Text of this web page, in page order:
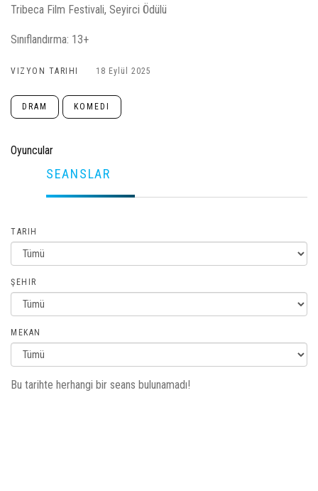
Tribeca Film Festivali, Seyirci Ödülü
Sınıflandırma: 13+
VIZYON TARIHI 18 Eylül 2025
DRAM KOMEDI
Oyuncular
SEANSLAR
TARIH
ŞEHIR
MEKAN
Bu tarihte herhangi bir seans bulunamadı!